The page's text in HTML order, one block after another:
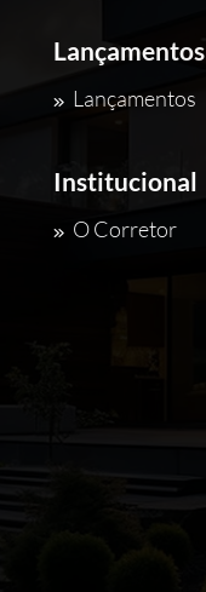
Lançamentos
Lançamentos
Institucional
O Corretor